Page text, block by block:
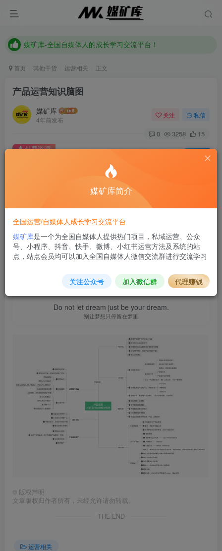
媒矿库-全国自媒体人的成长学习交流平台！
媒矿库-全国自媒体人的成长学习交流平台！
首页 其他干货 运营相关 正文
产品运营知识脑图
媒矿库
4年前发布
关注 私信
0 3258 15
此内容为付费资源，请付费后查看
9.9 限时特惠
19.9
立即购买
您当前未登录！建议登陆后购买，可保存购买订单
付费资源
Do not let dream just be your dream.
别让梦想只停留在梦里
© 版权声明
文章版权归作者所有，未经允许请勿转载。
THE END
运营相关
媒矿库简介
全国运营/自媒体人成长学习交流平台
媒矿库是一个为全国自媒体人提供热门项目，私域运营、公众
号、小程序、抖音、快手、微博、小红书运营方法及系统的站
点，站点会员均可以加入全国自媒体人微信交流群进行交流学习
关注公众号 加入微信群 代理赚钱